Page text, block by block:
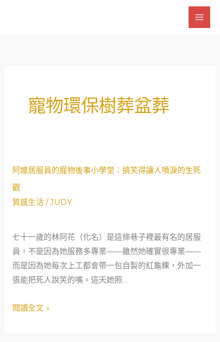
寵物環保樹葬盆葬
阿嬤居服員的寵物後事小學堂：搞笑得讓人噴淚的生死
觀
質感生活/JUDY
七十一歲的林阿花（化名）是這條巷子裡最有名的居服
員，不是因為她服務多專業——雖然她確實很專業——
而是因為她每次上工都會帶一包自製的紅龜粿，外加一
張能把死人說笑的嘴。這天她照…
阿
服
的
寵
物
後
小
閱讀全文 »